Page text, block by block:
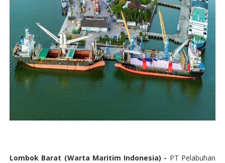
Lombok Barat (Warta Maritim Indonesia) - PT Pelabuhan